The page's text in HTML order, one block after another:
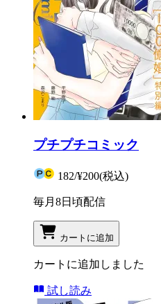
プチプチコミック
182/¥200(税込)
毎月8日頃配信
カートに追加
カートに追加しました
試し読み